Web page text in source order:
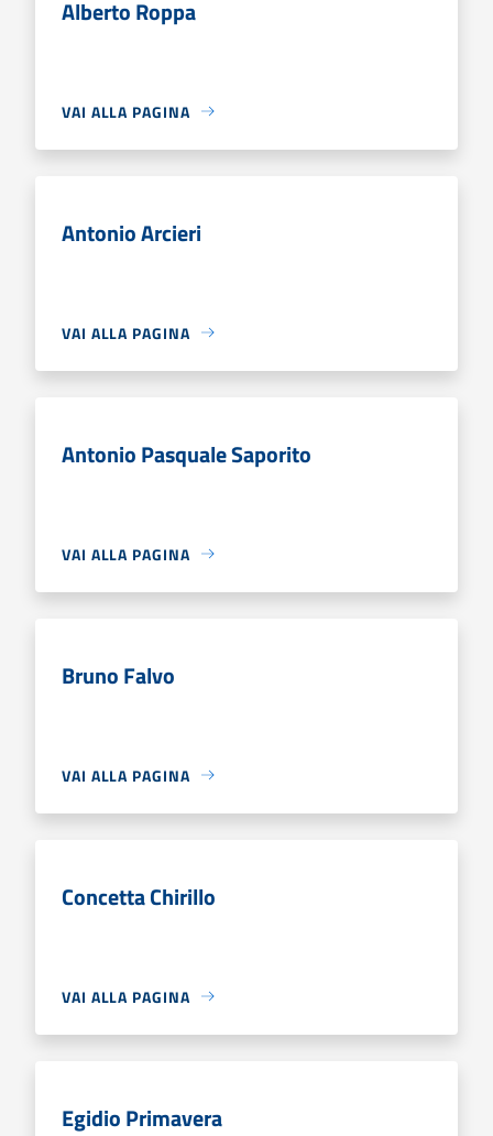
Alberto Roppa
VAI ALLA PAGINA
Antonio Arcieri
VAI ALLA PAGINA
Antonio Pasquale Saporito
VAI ALLA PAGINA
Bruno Falvo
VAI ALLA PAGINA
Concetta Chirillo
VAI ALLA PAGINA
Egidio Primavera